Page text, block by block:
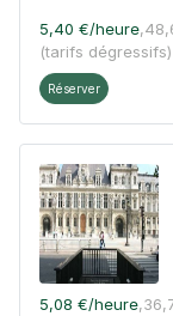
5,40 €/heure,
(tarifs dégressifs)
Réserver
5,08 €/heure,